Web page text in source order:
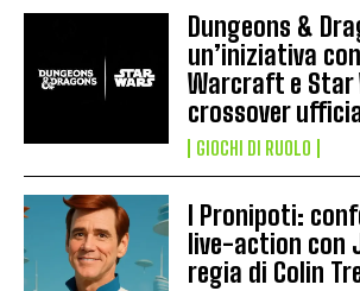
Dungeons &
un’iniziativa
Warcraft e Star
crossover
GIOCHI DI RUOLO
I Pronipoti:
live-action con
regia di Colin